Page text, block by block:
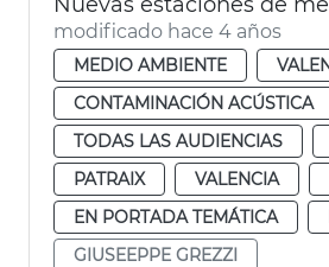
modificado hace 4 años
MEDIO AMBIENTE
CONTAMINACIÓN ACÚSTICA
TODAS LAS AUDIENCIAS
PATRAIX
VALENCIA
EN PORTADA TEMÁTICA
GIUSEEPPE GREZZI